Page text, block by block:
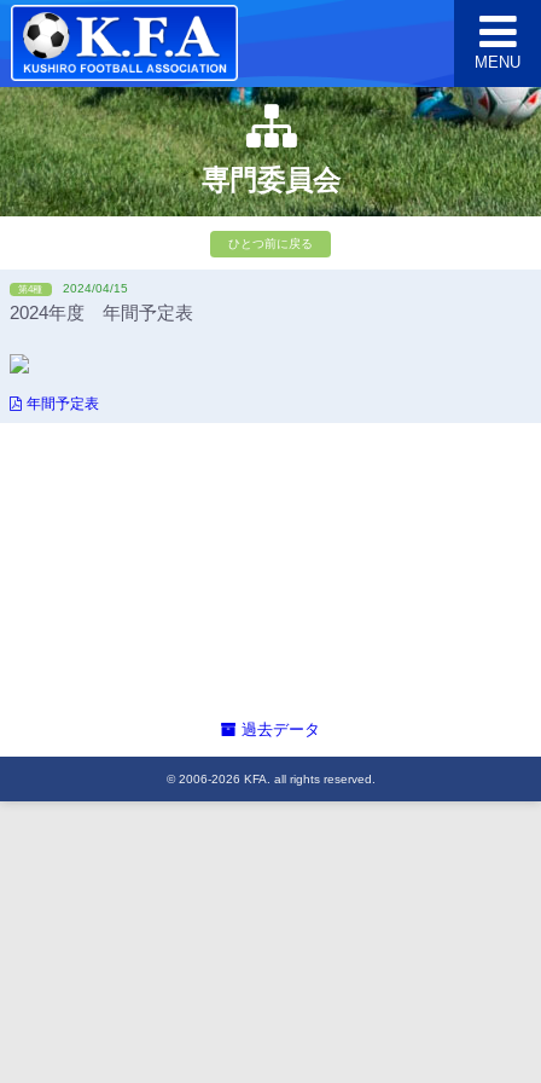
MENU
専門委員会
ひとつ前に戻る
第4種 2024/04/15
2024年度 年間予定表
年間予定表
過去データ
© 2006-2026 KFA. all rights reserved.